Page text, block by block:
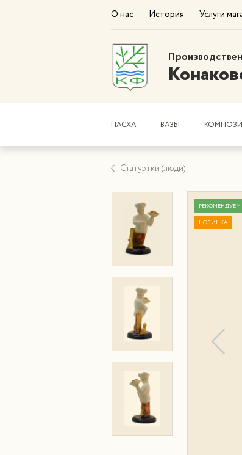
О нас История Услуги
ПАСХА ВАЗЫ
Статуэтки (люди)
РЕКОМЕНДУЕМ
НОВИНКА